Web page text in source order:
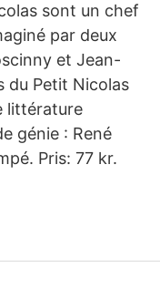
sont un chef
par deux
et Jean-
du Petit Nicolas
littérature
génie : René
Pris: 77 kr.